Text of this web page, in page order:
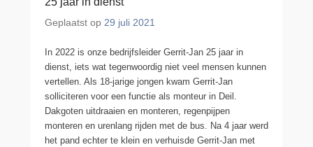
Geplaatst op 29 juli 2021
In 2022 is onze bedrijfsleider Gerrit-Jan 25 jaar in
dienst, iets wat tegenwoordig niet veel mensen kunnen
vertellen. Als 18-jarige jongen kwam Gerrit-Jan
solliciteren voor een functie als monteur in Deil.
Dakgoten uitdraaien en monteren, regenpijpen
monteren en urenlang rijden met de bus. Na 4 jaar werd
het pand echter te klein en verhuisde Gerrit-Jan met